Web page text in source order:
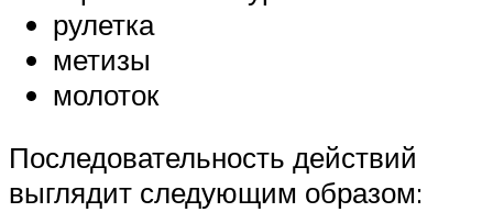
рулетка
метизы
молоток
Последовательность действий
выглядит следующим образом: